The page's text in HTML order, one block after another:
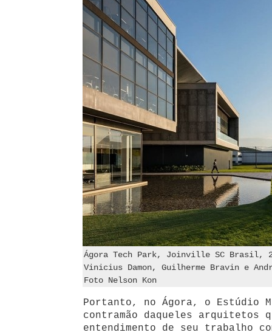
Ágora Tech Park, Joinville SC Brasil,
Vinicius Damon, Guilherme Bravin e
Foto Nelson Kon
Portanto, no Ágora, o Estúdio
contramão daqueles arquitetos
entendimento de seu trabalho